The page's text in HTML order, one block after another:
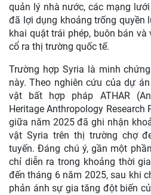
quản lý nhà nước, các mạng
đã lợi dụng khoảng trống quyền
khai quật trái phép, buôn bán
cổ ra thị trường quốc tế.
Trường hợp Syria là minh
này. Theo nghiên cứu của dự
vật bất hợp pháp ATHAR
Heritage Anthropology Research
giữa năm 2025 đã ghi nhận
vật Syria trên thị trường chợ
tuyến. Đáng chú ý, gần một
chỉ diễn ra trong khoảng thời
đến tháng 6 năm 2025, sau khi
phản ánh sự gia tăng đột biến